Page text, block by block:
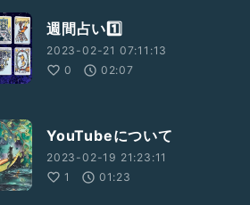
週間占い1️⃣
2023-02-21 07:11:13
0
02:07
YouTubeについて
2023-02-19 21:23:11
1
01:23